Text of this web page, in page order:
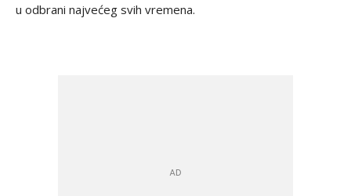
u odbrani najvećeg svih vremena.